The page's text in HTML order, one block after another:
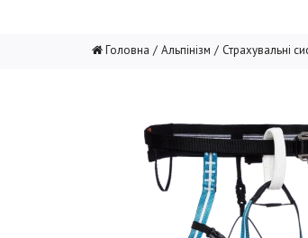
Головна Альпінізм Страхувальні